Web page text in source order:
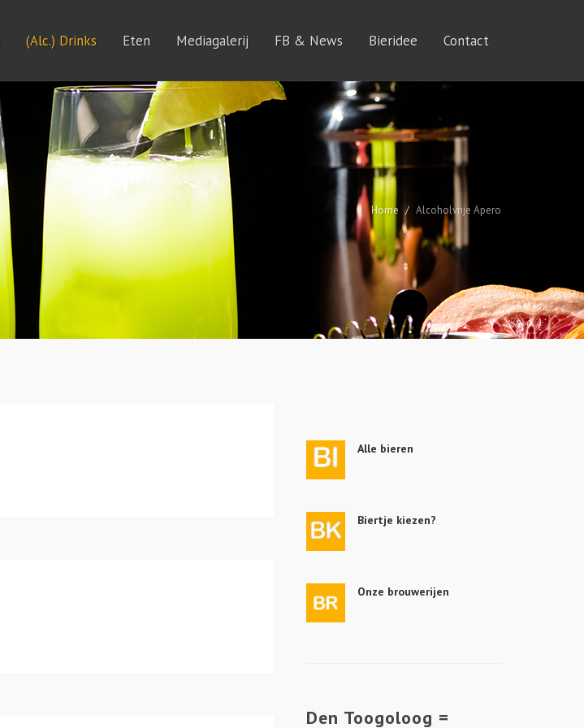
(Alc.) Drinks Eten Mediagalerij FB & News Bieridee Contact
Home Alcoholvrije Apero
Alle bieren
Biertje kiezen?
Onze brouwerijen
Den Toogoloog =